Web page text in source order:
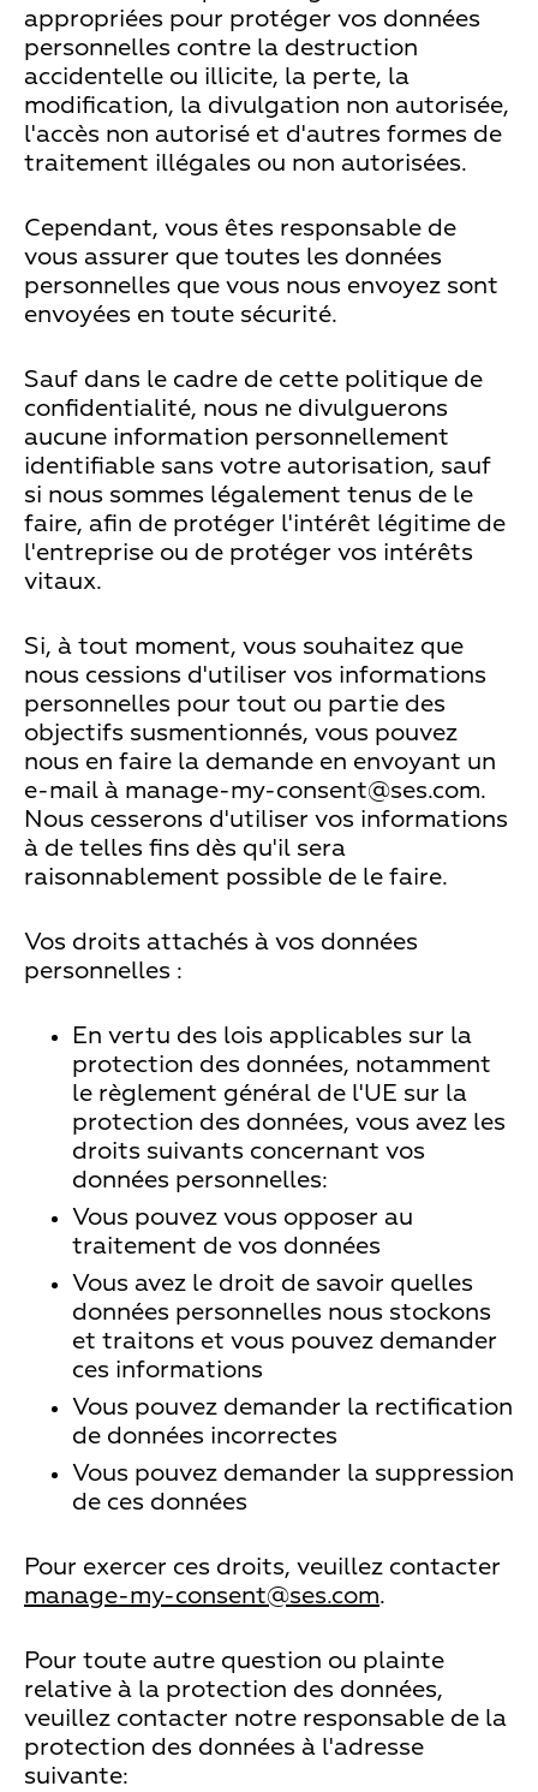
appropriées pour protéger vos données
personnelles contre la destruction
accidentelle ou illicite, la perte, la
modification, la divulgation non autorisée,
l'accès non autorisé et d'autres formes de
traitement illégales ou non autorisées.
Cependant, vous êtes responsable de
vous assurer que toutes les données
personnelles que vous nous envoyez sont
envoyées en toute sécurité.
Sauf dans le cadre de cette politique de
confidentialité, nous ne divulguerons
aucune information personnellement
identifiable sans votre autorisation, sauf
si nous sommes légalement tenus de le
faire, afin de protéger l'intérêt légitime de
l'entreprise ou de protéger vos intérêts
vitaux.
Si, à tout moment, vous souhaitez que
nous cessions d'utiliser vos informations
personnelles pour tout ou partie des
objectifs susmentionnés, vous pouvez
nous en faire la demande en envoyant un
e-mail à manage-my-consent@ses.com.
Nous cesserons d'utiliser vos informations
à de telles fins dès qu'il sera
raisonnablement possible de le faire.
Vos droits attachés à vos données
personnelles :
En vertu des lois applicables sur la
protection des données, notamment
le règlement général de l'UE sur la
protection des données, vous avez les
droits suivants concernant vos
données personnelles:
Vous pouvez vous opposer au
traitement de vos données
Vous avez le droit de savoir quelles
données personnelles nous stockons
et traitons et vous pouvez demander
ces informations
Vous pouvez demander la rectification
de données incorrectes
Vous pouvez demander la suppression
de ces données
Pour exercer ces droits, veuillez contacter
manage-my-consent@ses.com.
Pour toute autre question ou plainte
relative à la protection des données,
veuillez contacter notre responsable de la
protection des données à l'adresse
suivante: